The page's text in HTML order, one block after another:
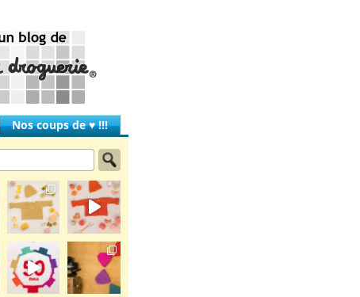
Nos coups de ♥ !!!